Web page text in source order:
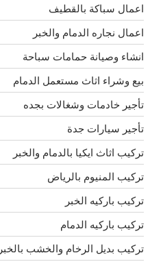
اعمال سباكة بالقطيف
اعمال نجاره الدمام والخبر
انشاء وصيانة حمامات سباحة
بيع وشراء اثاث مستعمل الدمام
تأجير خادمات وشغالات بجده
تأجير سيارات جدة
تركيب اثاث ايكيا بالدمام والخبر
تركيب المنيوم بالرياض
تركيب باركيه الخبر
تركيب باركيه الدمام
تركيب بديل الرخام والخشب بالخبر